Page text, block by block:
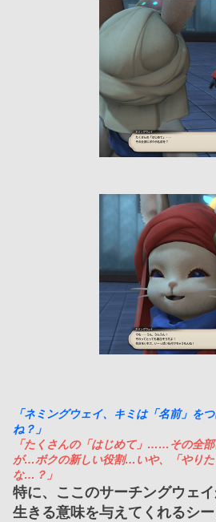
「ネミングウェイ、キミは「名前」を
ね？」
「たくさんの「はじめて」……その全
が…ボクの新しい役割…いや、「やりた
な…？」
特に、ここのサーチングウェ
生きる意味を与えてくれるシー